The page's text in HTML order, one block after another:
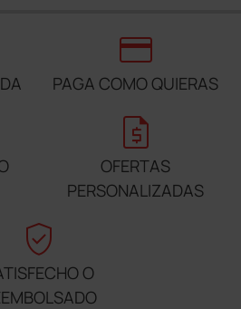
credit_card
PAGA COMO QUIERAS
request_quote
OFERTAS
PERSONALIZADAS
verified_user
O